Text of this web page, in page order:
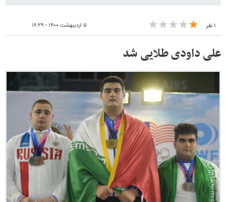
۱ نفر ۵ اردیبهشت ۱۴۰۰ - ۱۶:۲۹
علی داودی طلایی شد